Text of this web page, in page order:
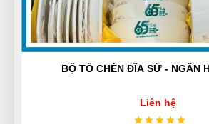
Đổi lần 2 do mình chọn nhầm size
quyết nhanh gọn lẹ
BỘ CHÉN TRẮNG